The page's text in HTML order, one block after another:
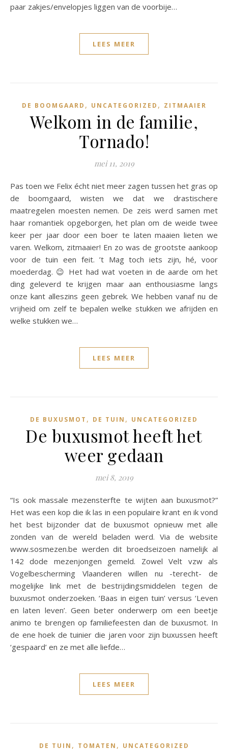
paar zakjes/envelopjes liggen van de voorbije…
LEES MEER
DE BOOMGAARD , UNCATEGORIZED , ZITMAAIER
Welkom in de familie,
Tornado!
mei 11, 2019
Pas toen we Felix écht niet meer zagen tussen het gras op
de boomgaard, wisten we dat we drastischere
maatregelen moesten nemen. De zeis werd samen met
haar romantiek opgeborgen, het plan om de weide twee
keer per jaar door een boer te laten maaien lieten we
varen. Welkom, zitmaaier! En zo was de grootste aankoop
voor de tuin een feit. ’t Mag toch iets zijn, hé, voor
moederdag. 😉 Het had wat voeten in de aarde om het
ding geleverd te krijgen maar aan enthousiasme langs
onze kant alleszins geen gebrek. We hebben vanaf nu de
vrijheid om zelf te bepalen welke stukken we afrijden en
welke stukken we…
LEES MEER
DE BUXUSMOT , DE TUIN , UNCATEGORIZED
De buxusmot heeft het
weer gedaan
mei 8, 2019
“Is ook massale mezensterfte te wijten aan buxusmot?”
Het was een kop die ik las in een populaire krant en ik vond
het best bijzonder dat de buxusmot opnieuw met alle
zonden van de wereld beladen werd. Via de website
www.sosmezen.be werden dit broedseizoen namelijk al
142 dode mezenjongen gemeld. Zowel Velt vzw als
Vogelbescherming Vlaanderen willen nu -terecht- de
mogelijke link met de bestrijdingsmiddelen tegen de
buxusmot onderzoeken. ‘Baas in eigen tuin’ versus ‘Leven
en laten leven’. Geen beter onderwerp om een beetje
animo te brengen op familiefeesten dan de buxusmot. In
de ene hoek de tuinier die jaren voor zijn buxussen heeft
‘gespaard’ en ze met alle liefde…
LEES MEER
DE TUIN , TOMATEN , UNCATEGORIZED